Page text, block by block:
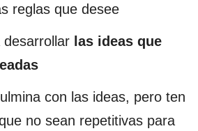
reglas que desee
desarrollar las ideas que
con las ideas, pero ten
no sean repetitivas para